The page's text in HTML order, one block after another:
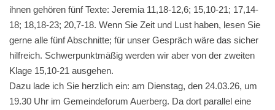
ihnen gehören fünf Texte: Jeremia 11,18-12,6; 15,10-21; 17,14-
18; 18,18-23; 20,7-18. Wenn Sie Zeit und Lust haben, lesen Sie
gerne alle fünf Abschnitte; für unser Gespräch wäre das sicher
hilfreich. Schwerpunktmäßig werden wir aber von der zweiten
Klage 15,10-21 ausgehen.
Dazu lade ich Sie herzlich ein: am Dienstag, den 24.03.26, um
19.30 Uhr im Gemeindeforum Auerberg. Da dort parallel eine